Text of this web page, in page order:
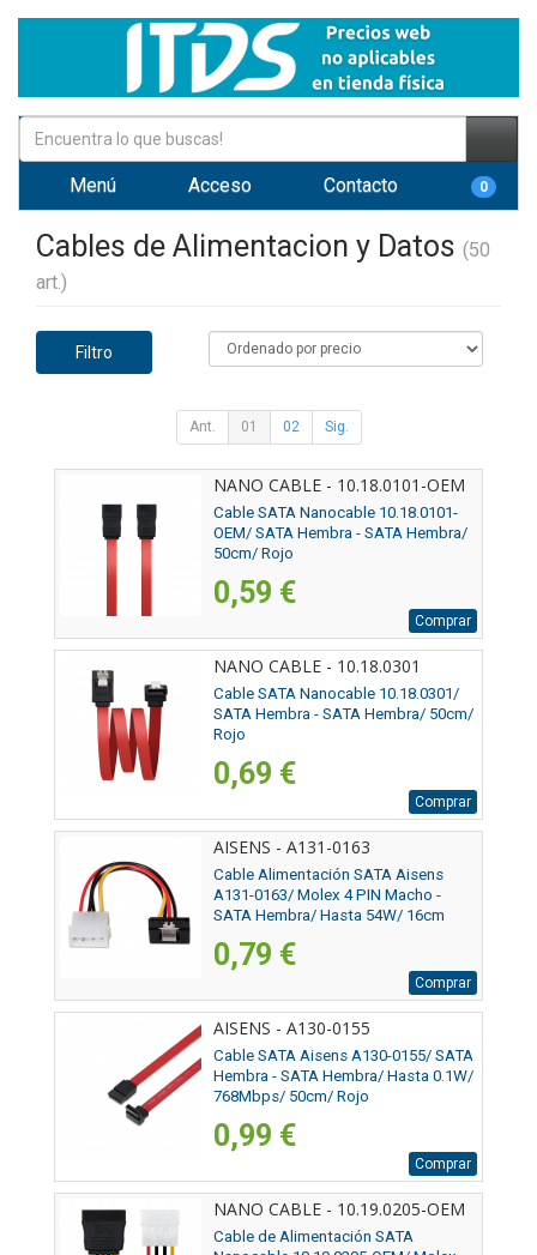
Menú Acceso Contacto 0
Cables de Alimentacion y Datos (50
art.)
Filtro
Ant. 01 02 Sig.
NANO CABLE - 10.18.0101-OEM
Cable SATA Nanocable 10.18.0101-
OEM/ SATA Hembra - SATA Hembra/
50cm/ Rojo
0,59 €
Comprar
NANO CABLE - 10.18.0301
Cable SATA Nanocable 10.18.0301/
SATA Hembra - SATA Hembra/ 50cm/
Rojo
0,69 €
Comprar
AISENS - A131-0163
Cable Alimentación SATA Aisens
A131-0163/ Molex 4 PIN Macho -
SATA Hembra/ Hasta 54W/ 16cm
0,79 €
Comprar
AISENS - A130-0155
Cable SATA Aisens A130-0155/ SATA
Hembra - SATA Hembra/ Hasta 0.1W/
768Mbps/ 50cm/ Rojo
0,99 €
Comprar
NANO CABLE - 10.19.0205-OEM
Cable de Alimentación SATA